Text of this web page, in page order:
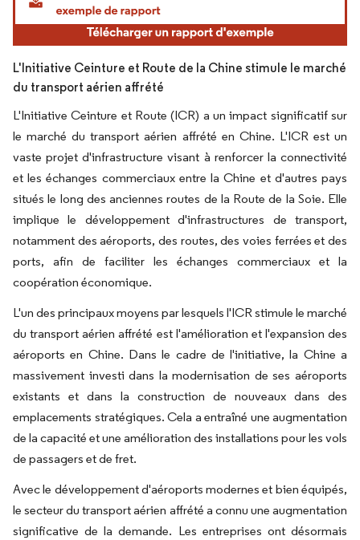
L'Initiative Ceinture et Route de la Chine stimule le marché
du transport aérien affrété
L'Initiative Ceinture et Route (ICR) a un impact significatif sur
le marché du transport aérien affrété en Chine. L'ICR est un
vaste projet d'infrastructure visant à renforcer la connectivité
et les échanges commerciaux entre la Chine et d'autres pays
situés le long des anciennes routes de la Route de la Soie. Elle
implique le développement d'infrastructures de transport,
notamment des aéroports, des routes, des voies ferrées et des
ports, afin de faciliter les échanges commerciaux et la
coopération économique.
L'un des principaux moyens par lesquels l'ICR stimule le marché
du transport aérien affrété est l'amélioration et l'expansion des
aéroports en Chine. Dans le cadre de l'initiative, la Chine a
massivement investi dans la modernisation de ses aéroports
existants et dans la construction de nouveaux dans des
emplacements stratégiques. Cela a entraîné une augmentation
de la capacité et une amélioration des installations pour les vols
de passagers et de fret.
Avec le développement d'aéroports modernes et bien équipés,
le secteur du transport aérien affrété a connu une augmentation
significative de la demande. Les entreprises ont désormais